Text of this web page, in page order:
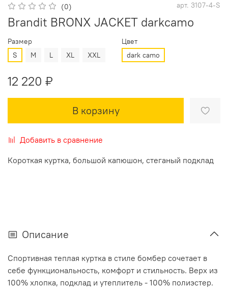
(0) арт. 3107-4-S
Brandit BRONX JACKET darkcamo
Размер
S
M L XL XXL
Цвет
dark camo
12 220 ₽
В корзину
Добавить в сравнение
Короткая куртка, большой капюшон, стеганый подклад
Описание
Спортивная теплая куртка в стиле бомбер сочетает в
себе функциональность, комфорт и стильность. Верх из
100% хлопка, подклад и утеплитель - 100% полиэстер.